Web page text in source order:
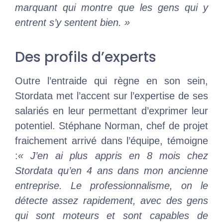
marquant qui montre que les gens qui y
entrent s’y sentent bien. »
Des profils d’experts
Outre l’entraide qui règne en son sein,
Stordata met l’accent sur l’expertise de ses
salariés en leur permettant d’exprimer leur
potentiel. Stéphane Norman, chef de projet
fraichement arrivé dans l’équipe, témoigne
:« J’en ai plus appris en 8 mois chez
Stordata qu’en 4 ans dans mon ancienne
entreprise. Le professionnalisme, on le
détecte assez rapidement, avec des gens
qui sont moteurs et sont capables de